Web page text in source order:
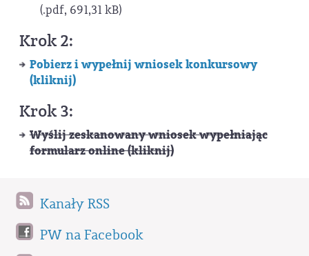
(.pdf, 691,31 kB)
Krok 2:
Pobierz i wypełnij wniosek konkursowy
(kliknij)
Krok 3:
Wyślij zeskanowany wniosek wypełniając
formularz online (kliknij)
Kanały RSS
PW na Facebook